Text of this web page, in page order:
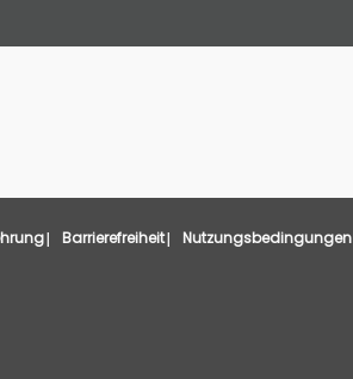
Barrierefreiheit Nutzungsbedingungen